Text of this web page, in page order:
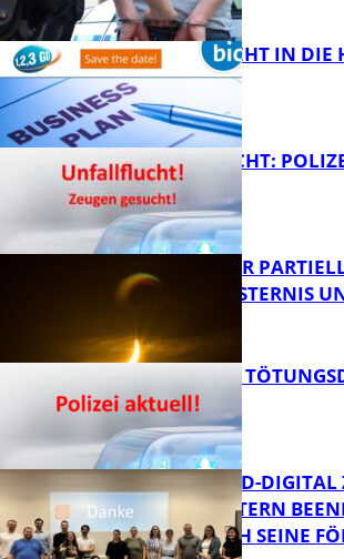
FB Kultur
FB News
1,2,3 GO® GEHT IN DIE
UNFALLFLUCHT:
ZEUGEN
VORTRAG ZUR
SONNENFINSTERNIS
PERSEIDEN
FB News
VERSUCHTES
ERMITTELT
MITTELSTAND-DIGITAL
KAISERSLAUTERN
ERFOLGREICH SEINE